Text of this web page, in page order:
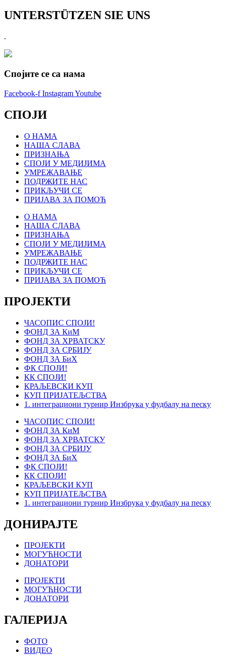
UNTERSTÜTZEN SIE UNS
.
Спојите се са нама
Facebook-f InstagramYoutube
СПОЈИ
О НАМА
НАША СЛАВА
ПРИЗНАЊА
СПОЈИ У МЕДИЈИМА
УМРЕЖАВАЊЕ
ПОДРЖИТЕ НАС
ПРИКЉУЧИ СЕ
ПРИЈАВА ЗА ПОМОЋ
О НАМА
НАША СЛАВА
ПРИЗНАЊА
СПОЈИ У МЕДИЈИМА
УМРЕЖАВАЊЕ
ПОДРЖИТЕ НАС
ПРИКЉУЧИ СЕ
ПРИЈАВА ЗА ПОМОЋ
ПРОЈЕКТИ
ЧАСОПИС СПОЈИ!
ФОНД ЗА КиМ
ФОНД ЗА ХРВАТСКУ
ФОНД ЗА СРБИЈУ
ФОНД ЗА БиХ
ФК СПОЈИ!
КК СПОЈИ!
КРАЉЕВСКИ КУП
КУП ПРИЈАТЕЉСТВА
1. интеграциони турнир Инзбрука у фудбалу на песку
ЧАСОПИС СПОЈИ!
ФОНД ЗА КиМ
ФОНД ЗА ХРВАТСКУ
ФОНД ЗА СРБИЈУ
ФОНД ЗА БиХ
ФК СПОЈИ!
КК СПОЈИ!
КРАЉЕВСКИ КУП
КУП ПРИЈАТЕЉСТВА
1. интеграциони турнир Инзбрука у фудбалу на песку
ДОНИРАЈТЕ
ПРОЈЕКТИ
МОГУЋНОСТИ
ДОНАТОРИ
ПРОЈЕКТИ
МОГУЋНОСТИ
ДОНАТОРИ
ГАЛЕРИЈА
ФОТО
ВИДЕО